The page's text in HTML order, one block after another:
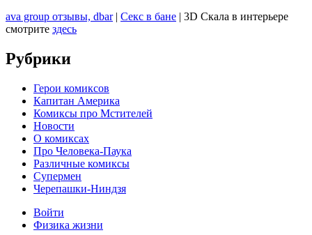
ava group отзывы, dbar| Секс в бане | 3D Скала в интерьере
смотрите здесь
Рубрики
Герои комиксов
Капитан Америка
Комиксы про Мстителей
Новости
О комиксах
Про Человека-Паука
Различные комиксы
Супермен
Черепашки-Ниндзя
Войти
Физика жизни